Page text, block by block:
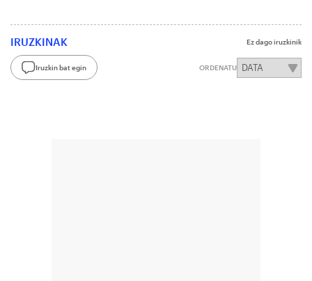
IRUZKINAK Ez dago iruzkinik
Iruzkin bat egin ORDENATU